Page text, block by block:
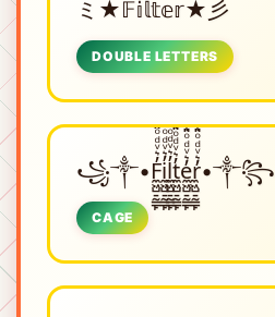
ミ★𝔽𝕚𝕝𝕥𝕖𝕣★彡
DOUBLE LETTERS
꧁༒•F̼͖̺̠̰͇̙̓͛ͮͩͦ̎ͦ̑ͅi̼͖̺̠̰͇̙̓͛ͮͩͦ̎ͦ̑ͅl̼͖̺̠̰͇̙̓͛ͮͩͦ̎ͦ̑ͅt̼͖̺̠̰͇̙̓͛ͮͩͦ̎ͦ̑ͅe̼͖̺̠̰͇̙̓͛ͮͩͦ̎ͦ̑ͅr̼͖̺̠̰͇̙̓͛ͮͩͦ̎ͦ̑ͅ•༒꧂
CAGE